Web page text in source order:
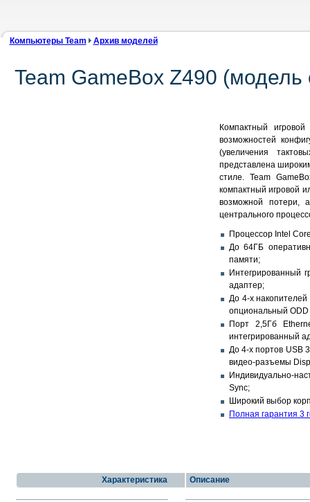
Компьютеры Team Архив моделей
Team GameBox Z490 (модель
Компактный
возможностей
(увеличения
представлена
стиле. Team
компактный игровой
возможной потери,
центрального
Процессор Intel
До 64ГБ
памяти;
Интегрированный
адаптер;
До 4-х накопителей
опциональный ODD
Порт 2,5Гб
интегрированный
До 4-х портов USB
видео-разъемы
Индивидуально-
Sync;
Широкий выбор
Полная гарантия 3
Характеристика Описание